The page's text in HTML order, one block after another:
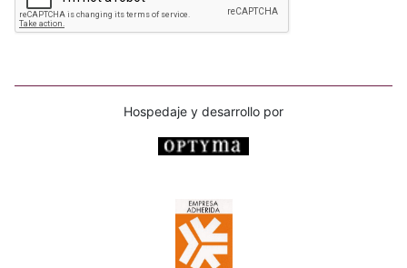
Hospedaje y desarrollo por